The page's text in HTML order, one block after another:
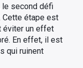
le second défi
Cette étape est
éviter un effet
En effet, il est
qui ruinent